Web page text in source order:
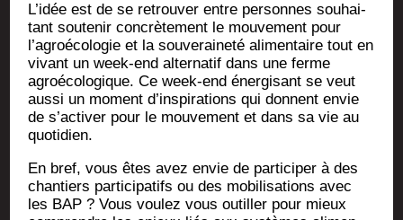
L’idée est de se retrou­ver entre per­sonnes sou­hai­
tant sou­te­nir concrè­te­ment le mou­ve­ment pour
l’agroécologie et la sou­ve­rai­ne­té ali­men­taire tout en
vivant un week-end alter­na­tif dans une ferme
agroé­co­lo­gique. Ce week-end éner­gi­sant se veut
aus­si un moment d’inspirations qui donnent envie
de s’activer pour le mou­ve­ment et dans sa vie au
quotidien.
En bref, vous êtes avez envie de par­ti­ci­per à des
chan­tiers par­ti­ci­pa­tifs ou des mobi­li­sa­tions avec
les BAP ? Vous vou­lez vous outiller pour mieux